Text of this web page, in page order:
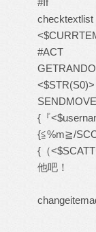
checktextlist
#ACT
<$STR(S0)>
{『
{≦%m≧/
{（
他吧！